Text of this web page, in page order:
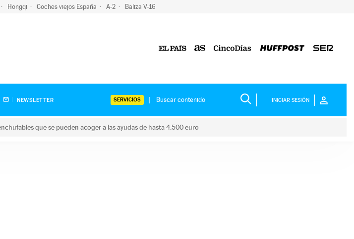
Hongqi Coches viejos España A-2 Baliza V-16
NEWSLETTER SERVICIOS INICIAR SESIÓN
que se pueden acoger a las ayudas de hasta 4.500 euro